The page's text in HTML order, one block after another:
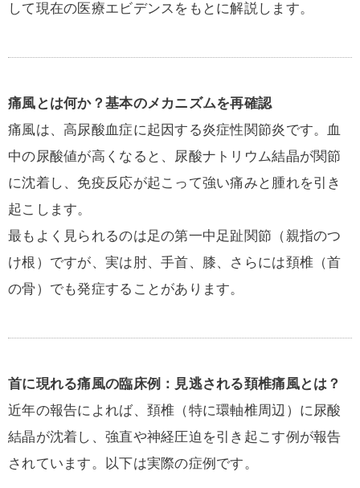
して現在の医療エビデンスをもとに解説します。
痛風とは何か？基本のメカニズムを再確認
痛風は、高尿酸血症に起因する炎症性関節炎です。血
中の尿酸値が高くなると、尿酸ナトリウム結晶が関節
に沈着し、免疫反応が起こって強い痛みと腫れを引き
起こします。
最もよく見られるのは足の第一中足趾関節（親指のつ
け根）ですが、実は肘、手首、膝、さらには頚椎（首
の骨）でも発症することがあります。
首に現れる痛風の臨床例：見逃される頚椎痛風とは？
近年の報告によれば、頚椎（特に環軸椎周辺）に尿酸
結晶が沈着し、強直や神経圧迫を引き起こす例が報告
されています。以下は実際の症例です。